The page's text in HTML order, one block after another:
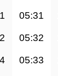
05:31
05:32
05:33